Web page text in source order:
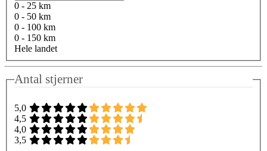
0 - 25 km
0 - 50 km
0 - 100 km
0 - 150 km
Hele landet
Antal stjerner
5,0
4,5
4,0
3,5